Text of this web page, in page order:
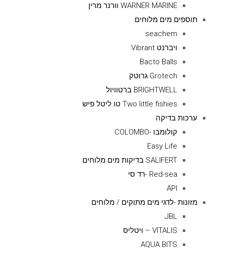
WARNER MARINE וורנר מרין
תוספים מים מלוחים
seachem
ויברנט Vibrant
Bacto Balls
Grotech גרוטק
BRIGHTWELL ברטוויול
Two little fishies טו ליטל פיש
ערכות בדיקה
קולומבו -COLOMBO
Easy Life
SALIFERT בדיקות מים מלוחים
Red-sea -רד סי
API
מזונות -לדגי מים מתוקים / מלוחים
JBL
VITALIS – ויטליס
AQUA BITS